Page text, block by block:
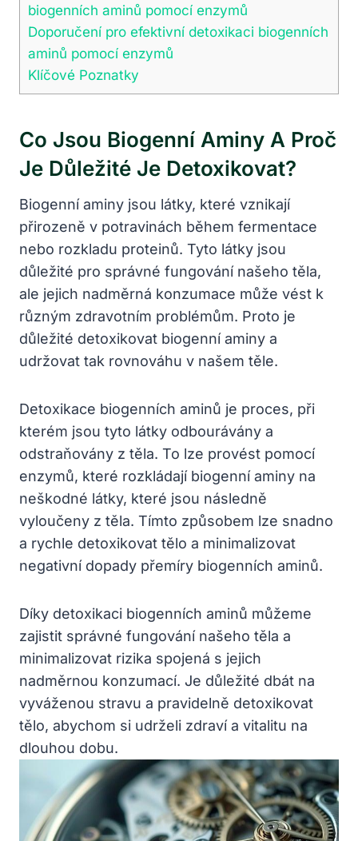
biogenních aminů pomocí enzymů
Doporučení pro efektivní detoxikaci biogenních
aminů pomocí enzymů
Klíčové Poznatky
Co Jsou Biogenní Aminy A Proč
Je Důležité Je Detoxikovat?
Biogenní aminy jsou látky, které vznikají
přirozeně v potravinách během fermentace
nebo rozkladu proteinů. Tyto látky jsou
důležité pro správné fungování našeho těla,
ale jejich nadměrná konzumace může vést k
různým zdravotním problémům. Proto je
důležité detoxikovat biogenní aminy a
udržovat tak rovnováhu v našem těle.
Detoxikace biogenních aminů je proces, při
kterém jsou tyto látky odbourávány a
odstraňovány z těla. To lze provést pomocí
enzymů, které rozkládají biogenní aminy na
neškodné látky, které jsou následně
vyloučeny z těla. Tímto způsobem lze snadno
a rychle detoxikovat tělo a minimalizovat
negativní dopady přemíry biogenních aminů.
Díky detoxikaci biogenních aminů můžeme
zajistit správné fungování našeho těla a
minimalizovat rizika spojená s jejich
nadměrnou konzumací. Je důležité dbát na
vyváženou stravu a pravidelně detoxikovat
tělo, abychom si udrželi zdraví a vitalitu na
dlouhou dobu.